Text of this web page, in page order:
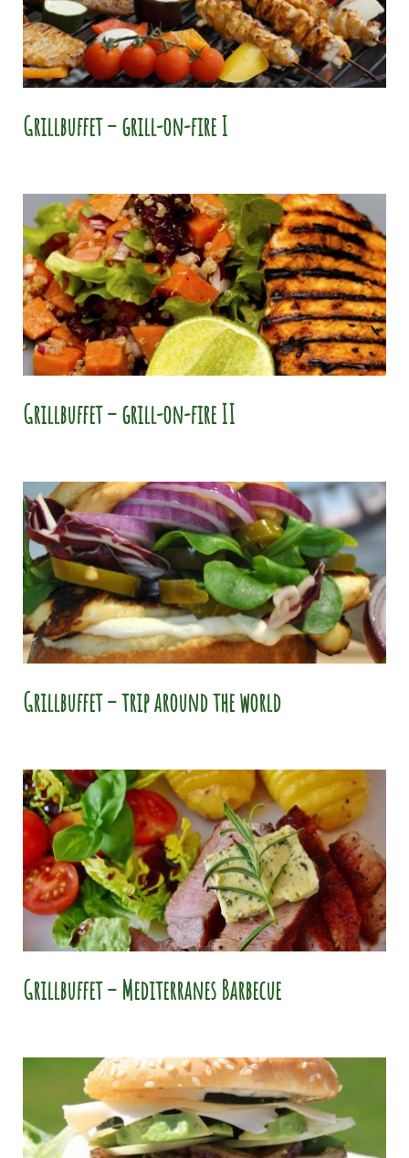
Grillbuffet – grill-on-fire I
Grillbuffet – grill-on-fire II
Grillbuffet – trip around the world
Grillbuffet – Mediterranes Barbecue